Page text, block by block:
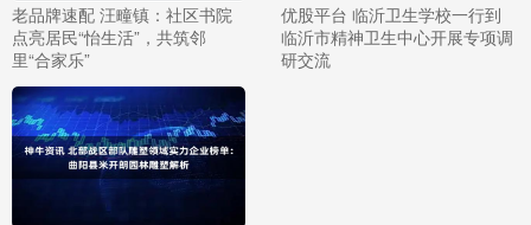
老品牌速配 汪疃镇：社区书院
点亮居民“怡生活”，共筑邻
里“合家乐”
优股平台 临沂卫生学校一行到
临沂市精神卫生中心开展专项调
研交流